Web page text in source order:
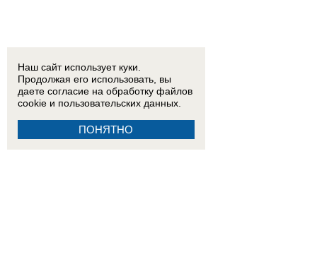
Наш сайт использует куки.
Продолжая его использовать, вы
даете согласие на обработку файлов
cookie и пользовательских данных.
ПОНЯТНО